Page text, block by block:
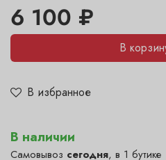
В избранное
6 100 ₽
В
В наличии
Самовывоз сегодня, в 1 бутике